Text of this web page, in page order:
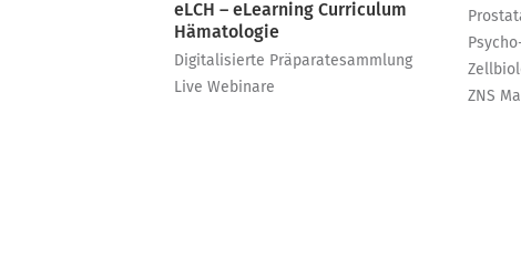
eLCH – eLearning Curriculum
Hämatologie
Digitalisierte Präparatesammlung
Live Webinare
ZNS